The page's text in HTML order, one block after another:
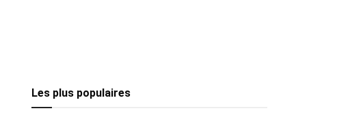
Les plus populaires